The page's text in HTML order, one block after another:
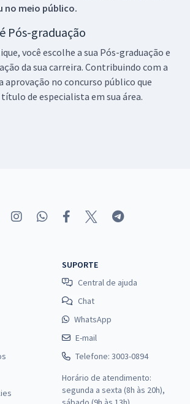
no meio público.
Pós-graduação
você escolhe a sua Pós-graduação e
da sua carreira. Contribuindo com a
aprovação no concurso público que
de especialista em sua área.
SUPORTE
Central de ajuda
Chat
WhatsApp
E-mail
Telefone: 3003-0894
Horário de atendimento:
segunda a sexta (8h às 20h),